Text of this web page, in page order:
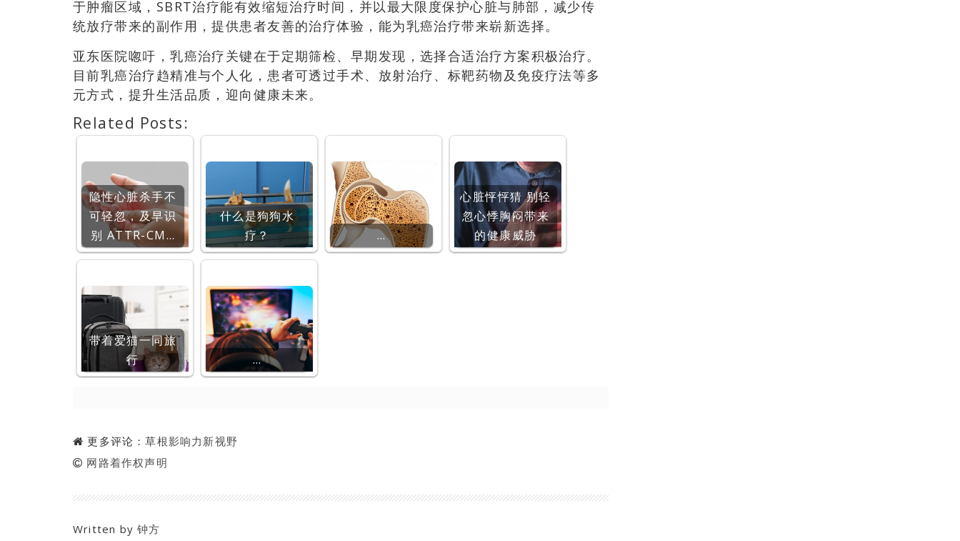
于肿瘤区域，SBRT治疗能有效缩短治疗时间，并以最大限度保护心脏与肺部，减少传
统放疗带来的副作用，提供患者友善的治疗体验，能为乳癌治疗带来崭新选择。
亚东医院唿吁，乳癌治疗关键在于定期筛检、早期发现，选择合适治疗方案积极治疗。
目前乳癌治疗趋精准与个人化，患者可透过手术、放射治疗、标靶药物及免疫疗法等多
元方式，提升生活品质，迎向健康未来。
Related Posts:
隐性心脏杀手不
可轻忽，及早识
别 ATTR-CM…
什么是狗狗水
疗？
…
心脏怦怦猜 别轻
忽心悸胸闷带来
的健康威胁
带着爱猫一同旅
行
…
更多评论：草根影响力新视野
网路着作权声明
Written by钟方